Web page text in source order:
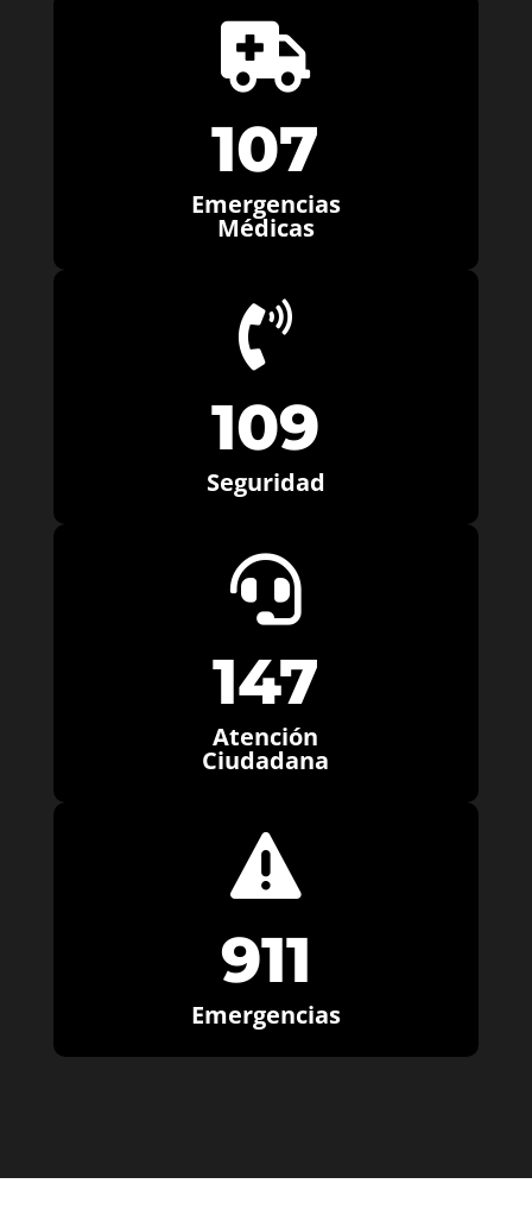

107
Emergencias
Médicas

109
Seguridad

147
Atención
Ciudadana

911
Emergencias